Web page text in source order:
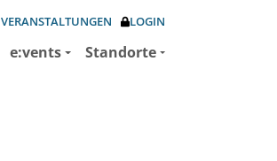
VERANSTALTUNGEN LOGIN
e:vents Standorte